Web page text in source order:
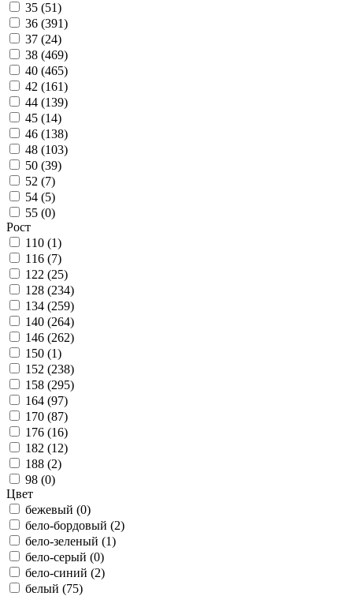
35 (51)
36 (391)
37 (24)
38 (469)
40 (465)
42 (161)
44 (139)
45 (14)
46 (138)
48 (103)
50 (39)
52 (7)
54 (5)
55 (0)
Рост
110 (1)
116 (7)
122 (25)
128 (234)
134 (259)
140 (264)
146 (262)
150 (1)
152 (238)
158 (295)
164 (97)
170 (87)
176 (16)
182 (12)
188 (2)
98 (0)
Цвет
бежевый (0)
бело-бордовый (2)
бело-зеленый (1)
бело-серый (0)
бело-синий (2)
белый (75)